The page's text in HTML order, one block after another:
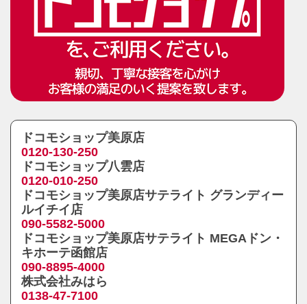
ドコモショップ美原店
0120-130-250
ドコモショップ八雲店
0120-010-250
ドコモショップ美原店サテライト グランディー
ルイチイ店
090-5582-5000
ドコモショップ美原店サテライト MEGAドン・
キホーテ函館店
090-8895-4000
株式会社みはら
0138-47-7100